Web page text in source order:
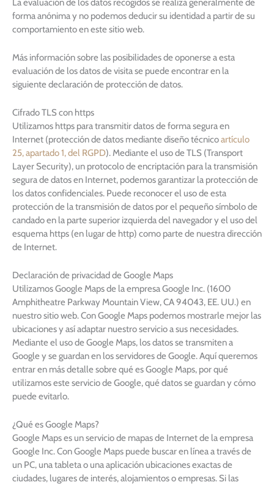
La evaluación de los datos recogidos se realiza generalmente de
forma anónima y no podemos deducir su identidad a partir de su
comportamiento en este sitio web.
Más información sobre las posibilidades de oponerse a esta
evaluación de los datos de visita se puede encontrar en la
siguiente declaración de protección de datos.
Cifrado TLS con https
Utilizamos https para transmitir datos de forma segura en
Internet (protección de datos mediante diseño técnicoartículo
25, apartado 1, del RGPD). Mediante el uso de TLS (Transport
Layer Security), un protocolo de encriptación para la transmisión
segura de datos en Internet, podemos garantizar la protección de
los datos confidenciales. Puede reconocer el uso de esta
protección de la transmisión de datos por el pequeño símbolo de
candado en la parte superior izquierda del navegador y el uso del
esquema https (en lugar de http) como parte de nuestra dirección
de Internet.
Declaración de privacidad de Google Maps
Utilizamos Google Maps de la empresa Google Inc. (1600
Amphitheatre Parkway Mountain View, CA 94043, EE. UU.) en
nuestro sitio web. Con Google Maps podemos mostrarle mejor las
ubicaciones y así adaptar nuestro servicio a sus necesidades.
Mediante el uso de Google Maps, los datos se transmiten a
Google y se guardan en los servidores de Google. Aquí queremos
entrar en más detalle sobre qué es Google Maps, por qué
utilizamos este servicio de Google, qué datos se guardan y cómo
puede evitarlo.
¿Qué es Google Maps?
Google Maps es un servicio de mapas de Internet de la empresa
Google Inc. Con Google Maps puede buscar en línea a través de
un PC, una tableta o una aplicación ubicaciones exactas de
ciudades, lugares de interés, alojamientos o empresas. Si las